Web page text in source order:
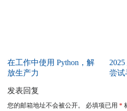
在工作中使用 Python，解
放生产力
尝试
发表回复
您的邮箱地址不会被公开。 必填项已用 *